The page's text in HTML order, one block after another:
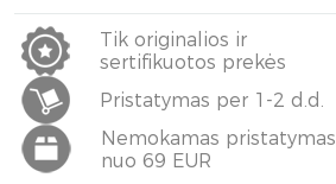
Tik originalios ir
sertifikuotos prekės
Pristatymas per 1-2 d.d.
Nemokamas pristatymas
nuo 69 EUR